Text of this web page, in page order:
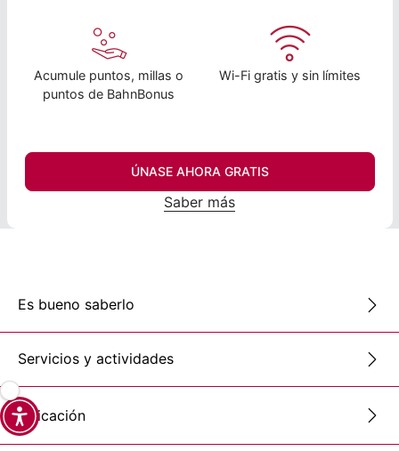
Acumule puntos, millas o
puntos de BahnBonus
Wi-Fi gratis y sin límites
ÚNASE AHORA GRATIS
Saber más
Es bueno saberlo
Servicios y actividades
Ubicación